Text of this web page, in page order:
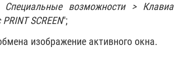
возможности >
SCREEN";
изображение активного окна.